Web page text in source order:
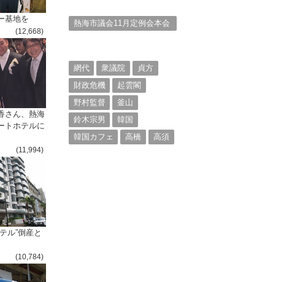
基地を
(12,668)
さん、熱海
トホテルに
(11,994)
ル”倒産と
(10,784)
熱海市議会11月定例会本会
網代
衆議院
貞方
財政危機
起雲閣
野村監督
釜山
鈴木宗男
韓国
韓国カフェ
高橋 高須